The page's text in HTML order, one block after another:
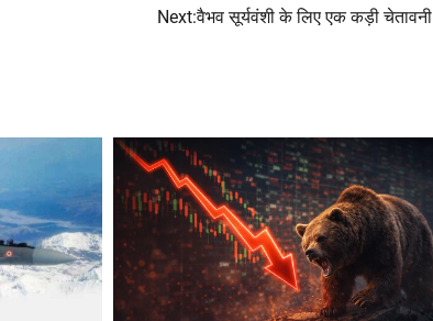
Next:वैभव सूर्यवंशी के लिए एक कड़ी चेतावनी